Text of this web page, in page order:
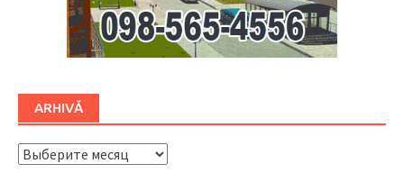
ARHIVĂ
ARHIVĂ